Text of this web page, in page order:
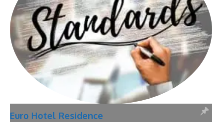
Euro Hotel Residence